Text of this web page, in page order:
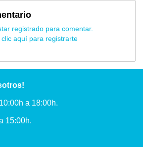
registrado para comentar.
clic aquí para registrarte
a 18:00h.
15:00h.